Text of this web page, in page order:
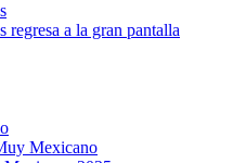
regresa a la gran pantalla
Mexicano